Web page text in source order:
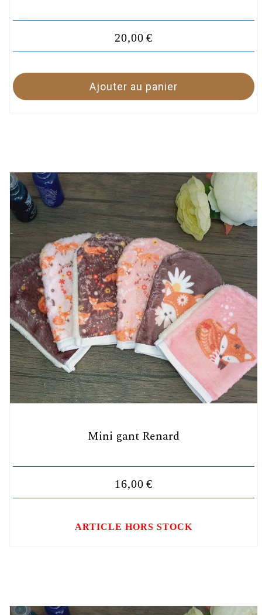
20,00 €
Ajouter au panier
Mini gant Renard
16,00 €
ARTICLE HORS STOCK